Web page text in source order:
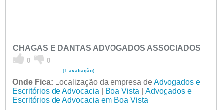
CHAGAS E DANTAS ADVOGADOS ASSOCIADOS
0 0
(1 avaliação)
Onde Fica: Localização da empresa deAdvogados e
Escritórios de Advocacia
Boa Vista
Advogados e
Escritórios de Advocacia em Boa Vista